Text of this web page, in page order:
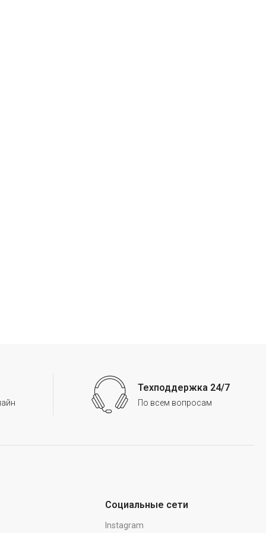
Техподдержка 24/7
По всем вопросам
Социальные сети
Instagram